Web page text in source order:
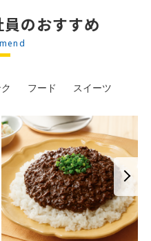
のおすすめ
フード スイーツ